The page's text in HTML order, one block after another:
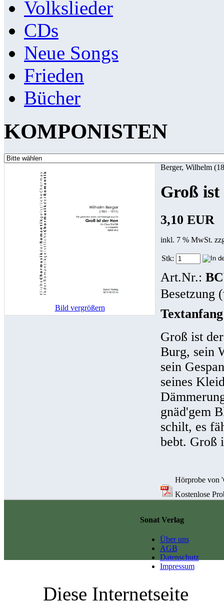
Volkslieder
CDs
Neue Songs
Frieden
Bücher
KOMPONISTEN
Bild vergrößern
Berger, Wilhelm
Groß
3,10 EUR
inkl. 7 % MwSt.
Stk:
Art.Nr.:
Besetzung
Groß ist
Burg, sein
sein
seines
gnäd'gem
schilt, es
bebt. Groß
Hörprobe von
Kostenlose
Sonat Verlag
Über uns
AGB
Datenschutz
Impressum
Diese Internetseite